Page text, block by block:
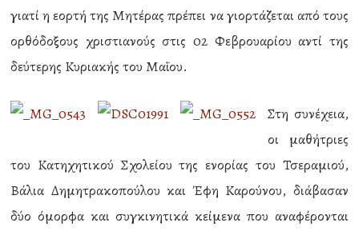
γιατί η εορτή της Μητέρας πρέπει να γιορτάζεται από τους
ορθόδοξους χριστιανούς στις 02 Φεβρουαρίου αντί της
δεύτερης Κυριακής του Μαΐου.
Στη συνέχεια,
οι μαθήτριες
του Κατηχητικού Σχολείου της ενορίας του Τσεραμιού,
Βάλια Δημητρακοπούλου και Έφη Καρούνου, διάβασαν
δύο όμορφα και συγκινητικά κείμενα που αναφέρονται